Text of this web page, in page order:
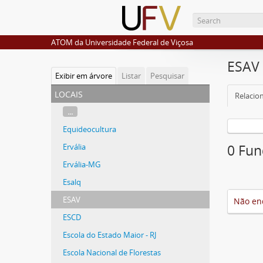
ATOM da Universidade Federal de Viçosa
Exibir em árvore Listar Pesquisar
locais
...
Equideocultura
Ervália
Ervália-MG
Esalq
ESAV
ESCD
Escola do Estado Maior - RJ
Escola Nacional de Florestas
ESAV
0
Não